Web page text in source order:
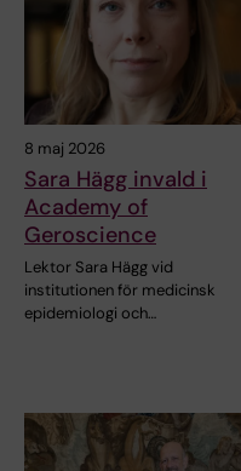
8 maj 2026
Sara Hägg invald i
Academy of
Geroscience
Lektor Sara Hägg vid
institutionen för medicinsk
epidemiologi och…